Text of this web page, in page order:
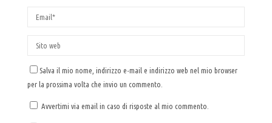
Salva il mio nome, indirizzo e-mail e indirizzo web nel mio browser
per la prossima volta che invio un commento.
Avvertimi via email in caso di risposte al mio commento.